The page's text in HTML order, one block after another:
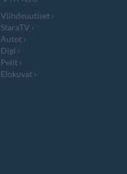
Viihdeuutiset
StaraTV
Autot
Digi
Pelit
Elokuvat